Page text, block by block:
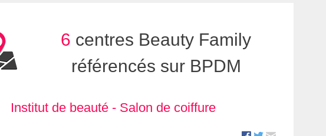
6 centres Beauty Family
référencés sur BPDM
Institut de beauté - Salon de coiffure